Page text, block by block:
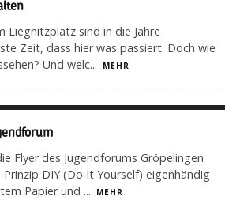
Liegnitzplatz sind in die Jahre
Zeit, dass hier was passiert. Doch wie
Und welc... MEHR
Flyer des Jugendforums Gröpelingen
DIY (Do It Yourself) eigenhändig
Papier und ... MEHR